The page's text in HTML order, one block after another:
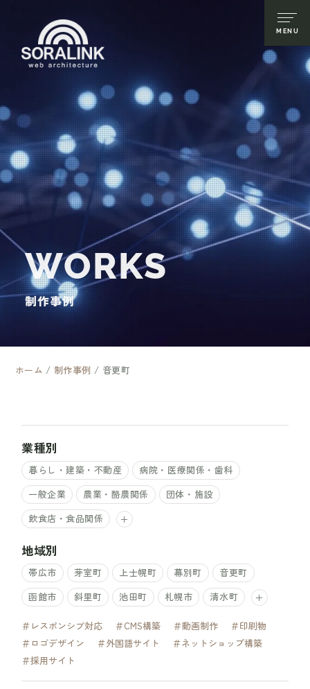
WORKS
制作事例
ホーム / 制作事例 / 音更町
業種別
暮らし・建築・不動産
病院・医療関係・歯科
一般企業
農業・酪農関係
団体・施設
飲食店・食品関係
地域別
帯広市 芽室町 上士幌町 幕別町
音更町
函館市
斜里町 池田町 札幌市 清水町
＃レスポンシブ対応 ＃CMS構築 ＃動画制作
＃印刷物
＃ロゴデザイン
＃外国語サイト
＃ネットショップ構築
＃採用サイト